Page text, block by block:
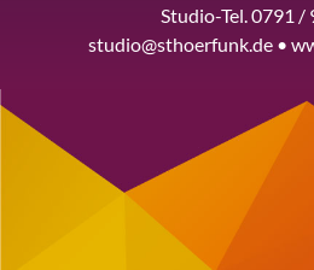
Studio-Tel. 0791 /
studio@sthoerfunk.de •